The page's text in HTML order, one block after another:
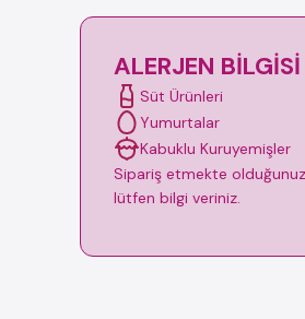
ALERJEN BILGISI
Süt Ürünleri
Yumurtalar
Kabuklu Kuruyemişler
Sipariş etmekte
lütfen bilgi veriniz.